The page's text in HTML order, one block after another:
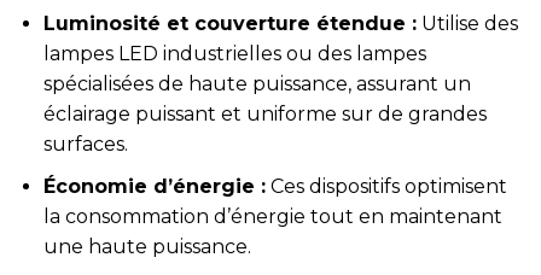
Luminosité et couverture étendue :Utilise des
lampes LED industrielles ou des lampes
spécialisées de haute puissance, assurant un
éclairage puissant et uniforme sur de grandes
surfaces.
Économie d’énergie :Ces dispositifs optimisent
la consommation d’énergie tout en maintenant
une haute puissance.